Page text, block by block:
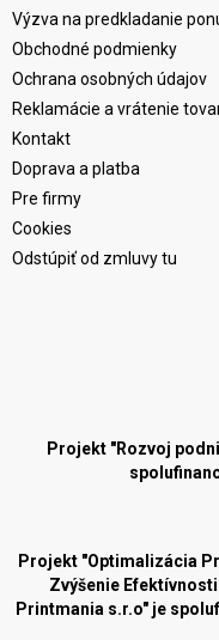
Výzva na predkladanie
Obchodné podmienky
Ochrana osobných údajov
Reklamácie a vrátenie
Kontakt
Doprava a platba
Pre firmy
Cookies
Odstúpiť od zmluvy tu
Projekt "Rozvoj
Projekt "Optimalizácia
Zvýšenie
Printmania s.r.o" je